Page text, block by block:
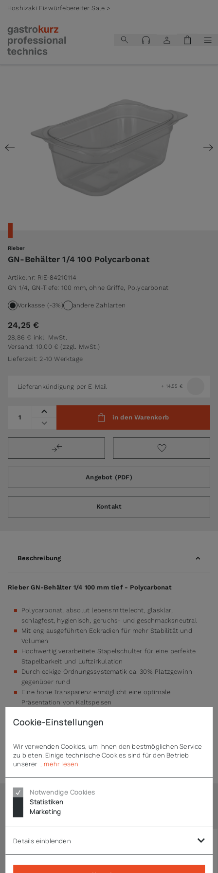
Hoshizaki Eiswürfebereiter Sale >
Rieber
GN-Behälter 1/4 100 Polycarbonat
Artikelnr: RIE-84210114
GN 1/4, GN-Tiefe: 100 mm, ohne Griffe, Polycarbonat
Vorkasse (-3%) andere Zahlarten
24,25 €
28,86 € inkl. MwSt.
Versand: 10,00 € (zzgl. MwSt.)
Lieferzeit: 2-10 Werktage
Lieferankündigung per E-Mail + 14,55 €
in den Warenkorb
Angebot (PDF)
Kontakt
Beschreibung
Rieber GN-Behälter 1/4 100 mm tief - Polycarbonat
Polycarbonat, absolut lebensmittelecht, glasklar,
schlagfest, hygienisch, geruchs- und geschmacksneutral
Mit eng ausgeführten Eckradien für mehr Stabilität und
Volumen
Hochwertig verarbeitete Stapelschulter für eine perfekte
Stapelbarkeit und Luftzirkulation
Durch eckige Ordnungssystematik ca. 30% Platzgewinn
gegenüber rund
Eine hohe Transparenz ermöglicht eine optimale
Präsentation von Kaltspeisen
Technische Daten
Ähnliche Artikel
Cookie-Einstellungen
Wir verwenden Cookies, um Ihnen den bestmöglichen Service
zu bieten. Einige technische Cookies sind für den Betrieb
unserer
...mehr lesen
Notwendige Cookies
Statistiken
Marketing
Details einblenden